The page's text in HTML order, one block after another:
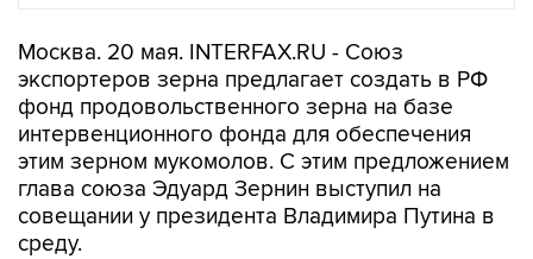
Москва. 20 мая. INTERFAX.RU - Союз
экспортеров зерна предлагает создать в РФ
фонд продовольственного зерна на базе
интервенционного фонда для обеспечения
этим зерном мукомолов. С этим предложением
глава союза Эдуард Зернин выступил на
совещании у президента Владимира Путина в
среду.